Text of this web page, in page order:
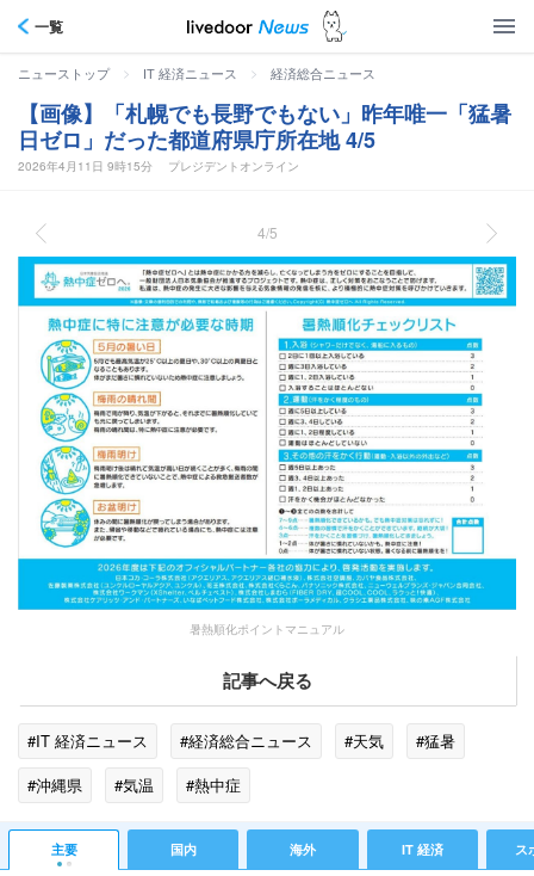
一覧
ニューストップ > IT 経済ニュース > 経済総合ニュース
【画像】「札幌でも長野でもない」昨年唯一「猛暑
日ゼロ」だった都道府県庁所在地 4/5
2026年4月11日 9時15分 プレジデントオンライン
4/5
暑熱順化ポイントマニュアル
記事へ戻る
#IT 経済ニュース #経済総合ニュース #天気
#猛暑
#沖縄県
#気温 #熱中症
主要 国内 海外 IT 経済 ス